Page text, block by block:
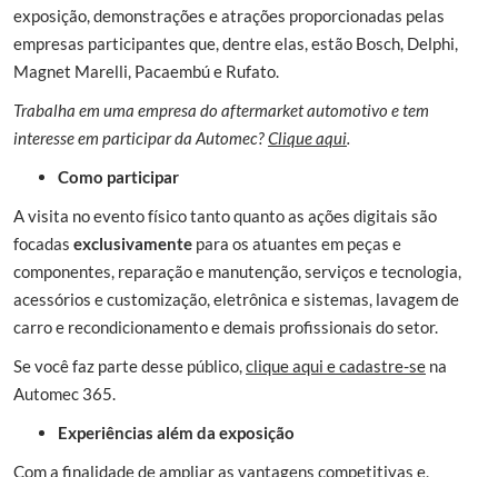
exposição, demonstrações e atrações proporcionadas pelas
empresas participantes que, dentre elas, estão Bosch, Delphi,
Magnet Marelli, Pacaembú e Rufato.
Trabalha em uma empresa do aftermarket automotivo e tem
interesse em participar da Automec?Clique aqui.
Como participar
A visita no evento físico tanto quanto as ações digitais são
focadas exclusivamente para os atuantes em peças e
componentes, reparação e manutenção, serviços e tecnologia,
acessórios e customização, eletrônica e sistemas, lavagem de
carro e recondicionamento e demais profissionais do setor.
Se você faz parte desse público,clique aqui e cadastre-se na
Automec 365.
Experiências além da exposição
Com a finalidade de ampliar as vantagens competitivas e,